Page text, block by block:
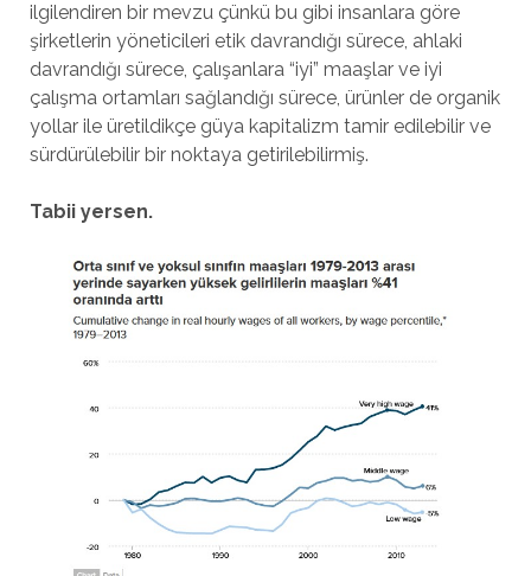
ilgilendiren bir mevzu çünkü bu gibi insanlara göre
şirketlerin yöneticileri etik davrandığı sürece, ahlaki
davrandığı sürece, çalışanlara “iyi” maaşlar ve iyi
çalışma ortamları sağlandığı sürece, ürünler de organik
yollar ile üretildikçe güya kapitalizm tamir edilebilir ve
sürdürülebilir bir noktaya getirilebilirmiş.
Tabii yersen.